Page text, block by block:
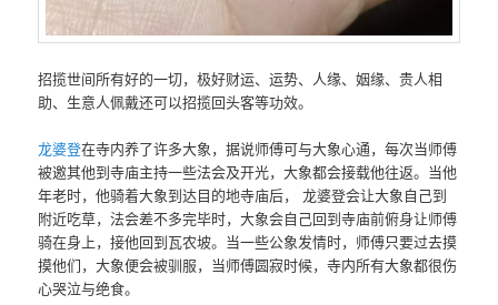
招揽世间所有好的一切，极好财运、运势、人缘、姻缘、贵人相
助、生意人佩戴还可以招揽回头客等功效。
龙婆登在寺内养了许多大象，据说师傅可与大象心通，每次当师傅
被邀其他到寺庙主持一些法会及开光，大象都会接载他往返。当他
年老时，他骑着大象到达目的地寺庙后， 龙婆登会让大象自己到
附近吃草，法会差不多完毕时，大象会自己回到寺庙前俯身让师傅
骑在身上，接他回到瓦农坡。当一些公象发情时，师傅只要过去摸
摸他们，大象便会被驯服，当师傅圆寂时候，寺内所有大象都很伤
心哭泣与绝食。